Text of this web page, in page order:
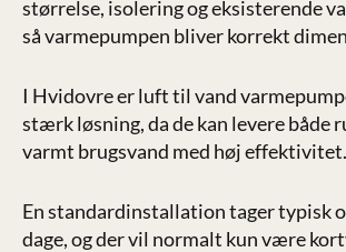
størrelse, isolering og eksisterende
så varmepumpen bliver korrekt
I Hvidovre er luft til vand
stærk løsning, da de kan levere både
varmt brugsvand med høj effektivitet.
En standardinstallation tager typisk
dage, og der vil normalt kun være